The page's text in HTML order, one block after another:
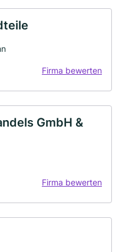
Firma bewerten
GmbH &
Firma bewerten